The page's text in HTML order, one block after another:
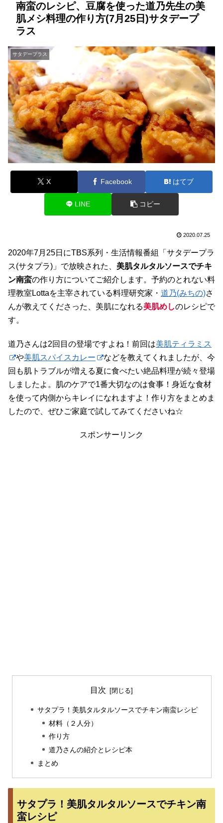
南蛮のレシピ、豆腐を使った道乃先生の美
肌メシ料理の作り方(7月25日)サタデープ
ラス
サタデープラス
X Facebook はてブ
LINE コピー
2020.07.25
2020年7月25日にTBS系列・生活情報番組「サタデープラ
ス(サタプラ)」で放映された、 美肌タルタルソースでチキ
ン南蛮の作り方についてご紹介します。予約のとれない料
理教室Lottaを主宰されている料理研究家・ 道乃(みちの)さ
んが教えてくださった、美肌になれる美肌めしのレシピで
す。
道乃さんは2回目の登場ですよね！前回は美肌ティラミス
や美肌スパイスカレー
などを教えてくれましたが、今
回も肌トラブルが増える夏に食べたい絶品料理が続々登場
しましたよ。肌のケアで1番大切なのは食事！身近な食材
を使って内側からキレイになれますよ！作り方をまとめま
したので、ぜひご家庭で試してみてくださいね☆
スポンサーリンク
目次
サタプラ！美肌タルタルソースでチキン南蛮レシピ
材料（２人分）
作り方
道乃さんの紹介とレシピ本
まとめ
サタプラ！美肌タルタルソースでチキン南
蛮レシピ